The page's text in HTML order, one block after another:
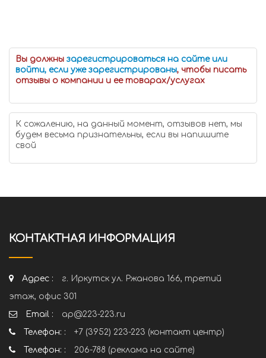
Вы должны зарегистрироваться на сайте или
войти, если уже зарегистрированы, чтобы писать
отзывы о компании и ее товарах/услугах
К сожалению, на данный момент, отзывов нет, мы
будем весьма признательны, если вы напишите
свой
КОНТАКТНАЯ ИНФОРМАЦИЯ
Адрес :
г. Иркутск ул. Ржанова 166, третий
этаж, офис 301
Email :
ap@223-223.ru
Телефон: :
+7 (3952) 223-223 (контакт центр)
Телефон: :
206-788 (реклама на сайте)